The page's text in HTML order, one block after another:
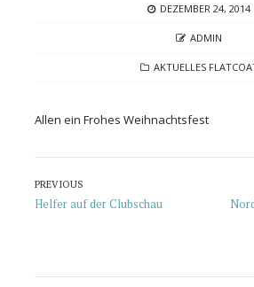
POSTED
DEZEMBER 24, 2014
AUTHOR
ADMIN
CATEGORIES
AKTUELLES
Allen ein Frohes Weihnachtsfest
Beitragsnavigation
PREVIOUS
Previous
Helfer auf der Clubschau
Next